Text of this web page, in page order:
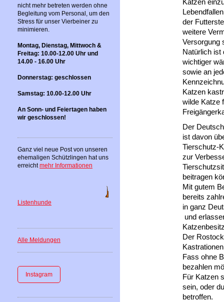
Katzen
der
weitere
Versorgung
Natürlich ist
wichtiger
sowie an
Katzen
wilde Katze
Der
ist davon
Tierschutz-
zur
beitragen
Mit gutem
bereits
in ganz
und
Der
Fass ohne
bezahlen
Für Katzen
sein, oder
betroffen.
nicht mehr betreten werden ohne
Begleitung vom Personal, um den
Stress für unser Vierbeiner zu
minimieren.
Montag, Dienstag, Mittwoch &
Freitag: 10.00-12.00 Uhr und
14.00 - 16.00 Uhr
Donnerstag: geschlossen
Samstag: 10.00-12.00 Uhr
An Sonn- und Feiertagen haben
wir geschlossen!
Ganz viel neue Post von unseren
ehemaligen Schützlingen hat uns
erreichtmehr Informationen
Listenhunde
Alle Meldungen
Instagram